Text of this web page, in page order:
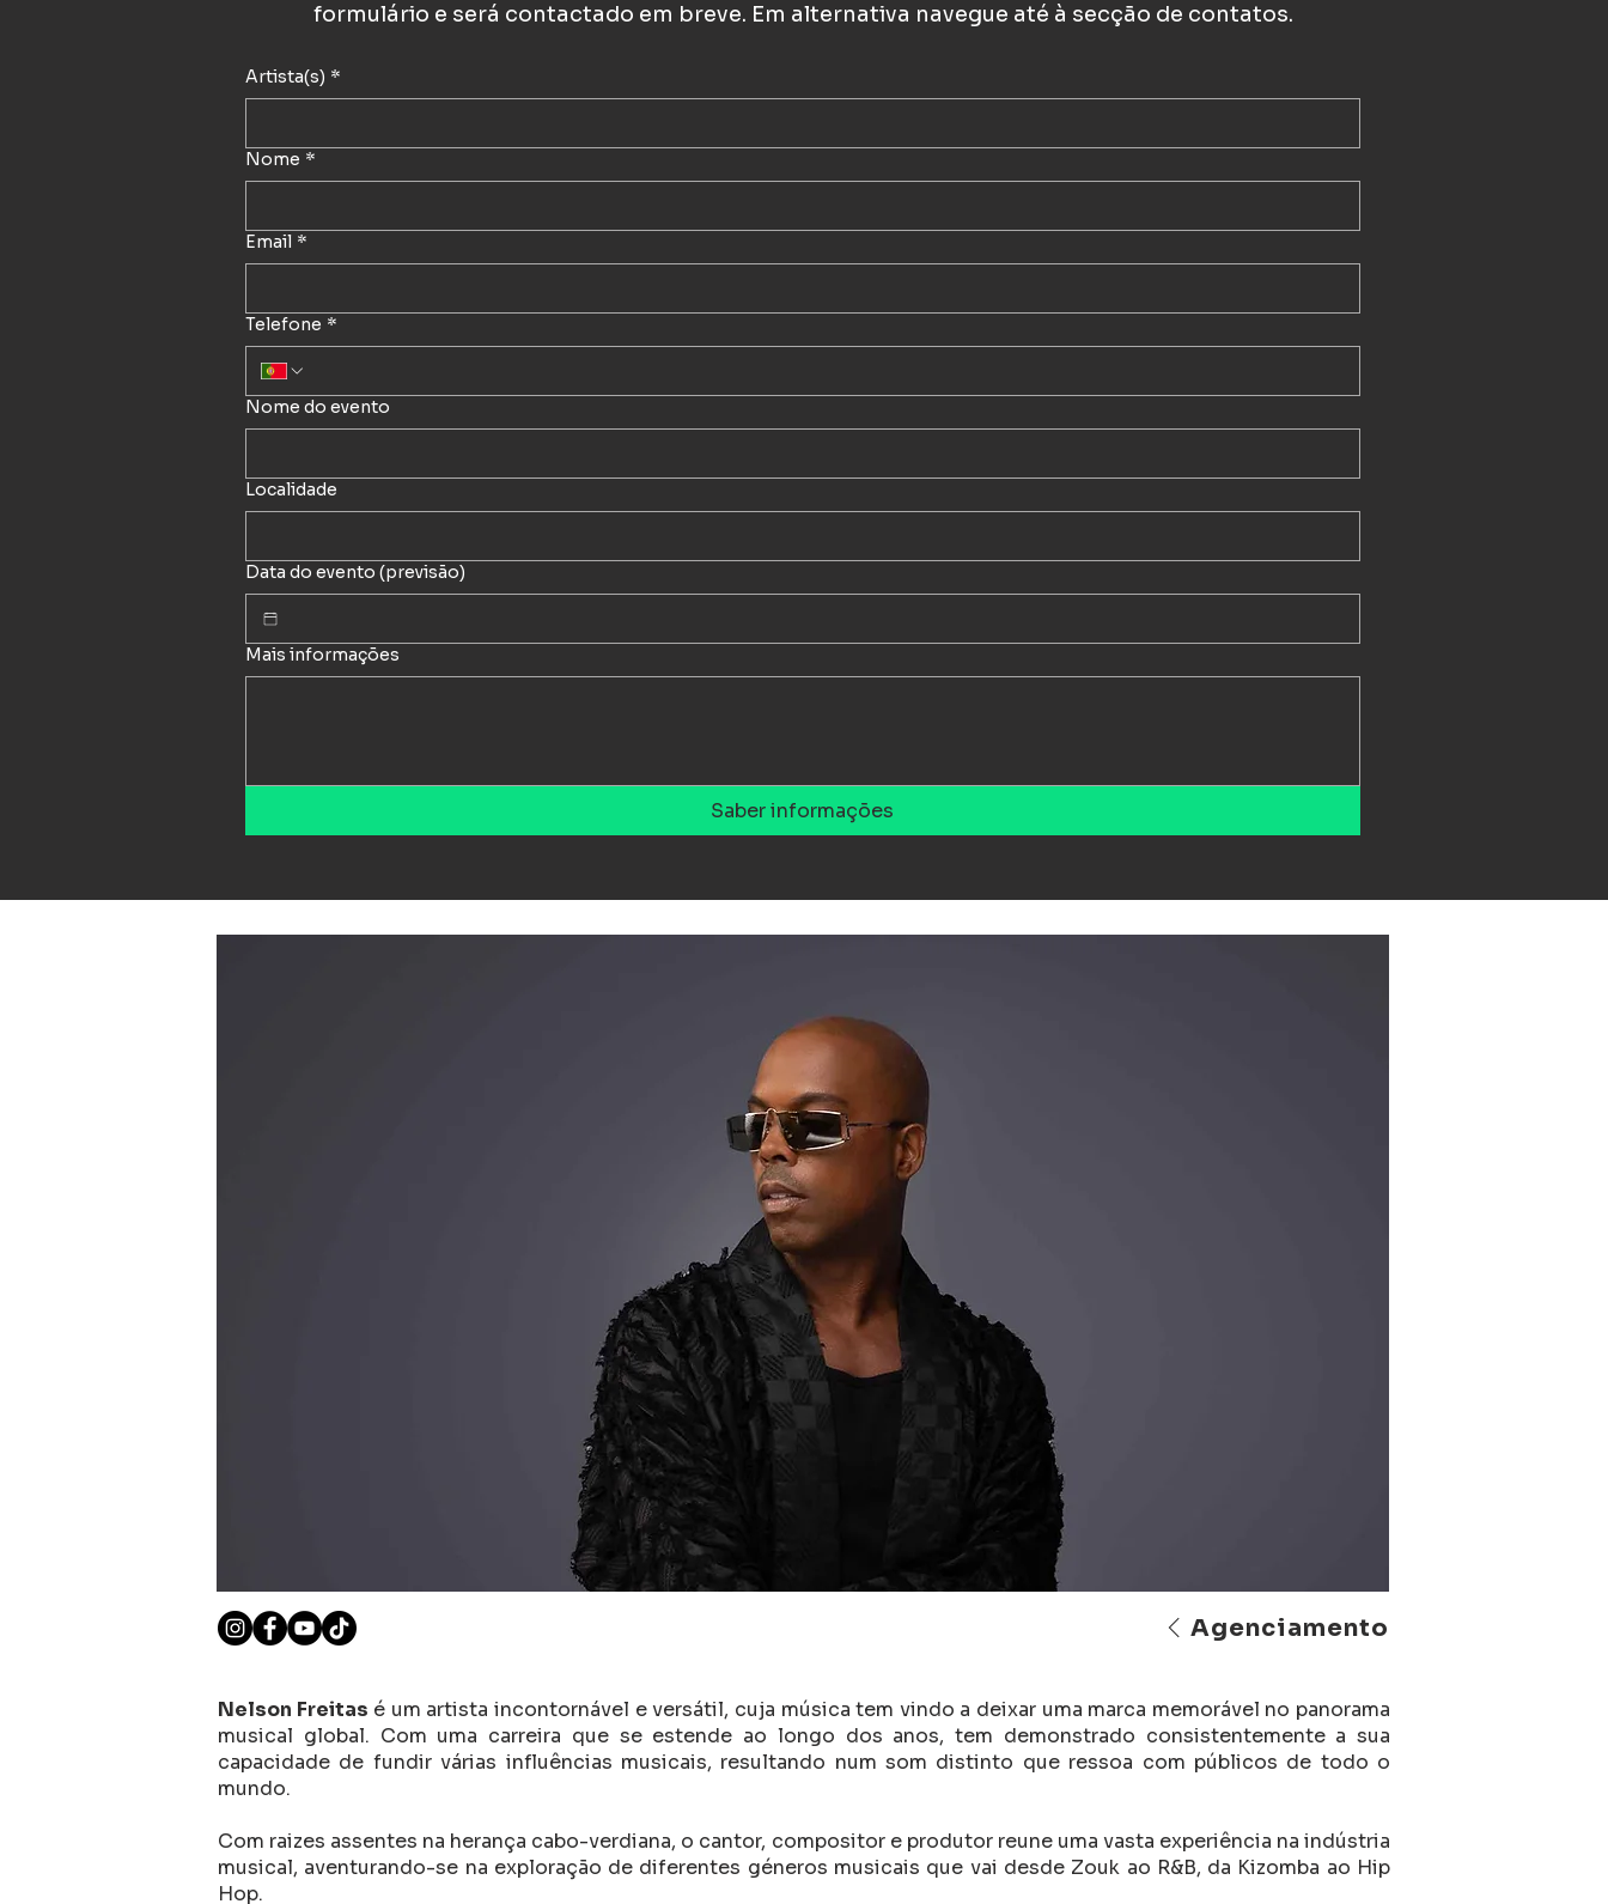
formulário e será contactado em breve. Em alternativa navegue até à secção de contatos.
Artista(s) *
Nome *
Email *
Telefone *
Nome do evento
Localidade
Data do evento (previsão)
Mais informações
Saber informações
Agenciamento
Nelson Freitas é um artista incontornável e versátil, cuja música tem vindo a deixar uma marca memorável no panorama
musical global. Com uma carreira que se estende ao longo dos anos, tem demonstrado consistentemente a sua
capacidade de fundir várias influências musicais, resultando num som distinto que ressoa com públicos de todo o
mundo.
Com raizes assentes na herança cabo-verdiana, o cantor, compositor e produtor reune uma vasta experiência na indústria
musical, aventurando-se na exploração de diferentes géneros musicais que vai desde Zouk ao R&B, da Kizomba ao Hip
Hop.